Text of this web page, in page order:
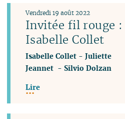
Invitée fil rouge :
Isabelle Collet
Vendredi 19 août 2022
Isabelle Collet -Juliette
Jeannet -Silvio Dolzan
Lire